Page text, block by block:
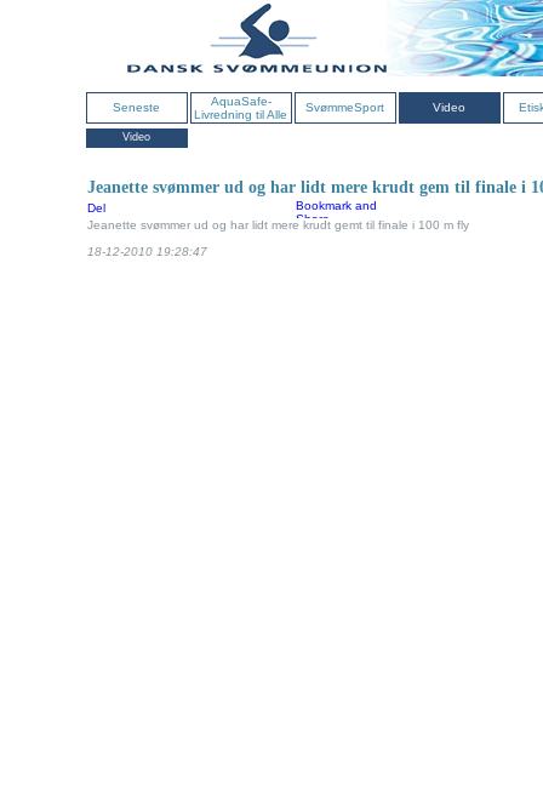
Seneste
AquaSafe-
Livredning til Alle
SvømmeSport Video
Video
Jeanette svømmer ud og har lidt mere krudt gem til finale i
Del
Jeanette svømmer ud og har lidt mere krudt gemt til finale i 100 m fly
18-12-2010 19:28:47